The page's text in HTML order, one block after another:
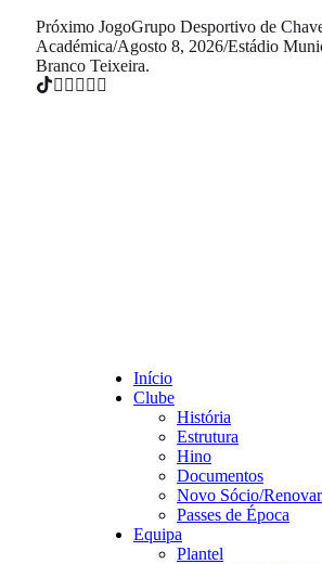
Próximo JogoGrupo Desportivo de
Académica/Agosto 8, 2026/Estádio
Branco Teixeira.
Início
Clube
História
Estrutura
Hino
Documentos
Novo Sócio/
Passes de Época
Equipa
Plantel